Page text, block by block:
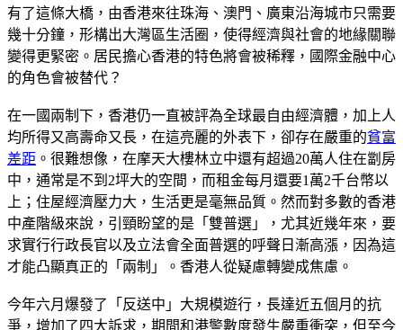
有了這條大橋，由香港來往珠海、澳門、廣東沿海城市只需要
幾十分鐘，形構出大灣區生活圈，使得經濟與社會的地緣關聯
變得更緊密。居民擔心香港的特色將會被稀釋，國際金融中心
的角色會被替代？
在一國兩制下，香港仍一直被評為全球最自由經濟體，加上人
均所得又高壽命又長，在這亮麗的外表下，卻存在嚴重的貧富
差距 。很難想像，在摩天大樓林立中還有超過20萬人住在劏房
中，通常是不到2坪大的空間，而租金每月還要1萬2千台幣以
上；住屋經濟壓力大，生活更是毫無品質。然而對多數的香港
中產階級來說，引頸盼望的是「雙普選」，尤其近幾年來，要
求實行行政長官以及立法會全面普選的呼聲日漸高漲，因為這
才能凸顯真正的「兩制」。香港人從疑慮轉變成焦慮。
今年六月爆發了「反送中」大規模遊行，長達近五個月的抗
爭，增加了四大訴求，期間和港警數度發生嚴重衝突，但至今